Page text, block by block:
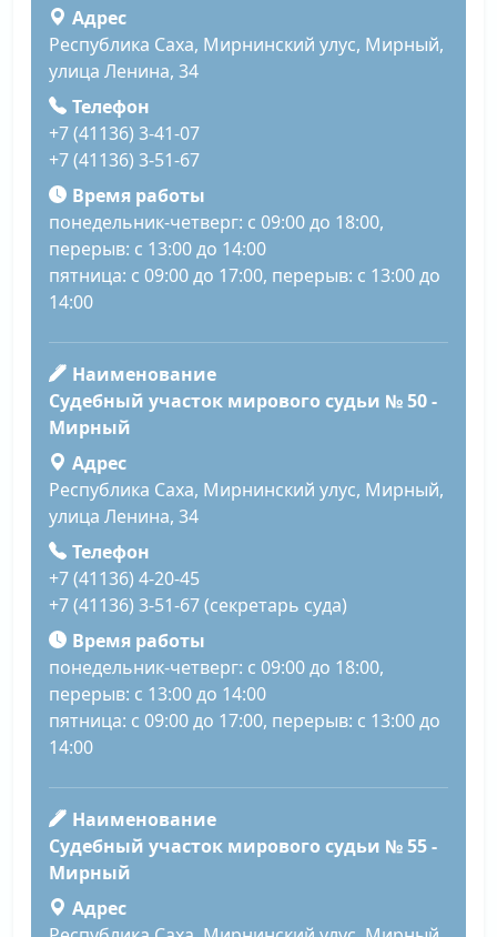
Адрес
Республика Саха, Мирнинский улус, Мирный,
улица Ленина, 34
Телефон
+7 (41136) 3-41-07
+7 (41136) 3-51-67
Время работы
понедельник-четверг: с 09:00 до 18:00,
перерыв: с 13:00 до 14:00
пятница: с 09:00 до 17:00, перерыв: с 13:00 до
14:00
Наименование
Судебный участок мирового судьи № 50 -
Мирный
Адрес
Республика Саха, Мирнинский улус, Мирный,
улица Ленина, 34
Телефон
+7 (41136) 4-20-45
+7 (41136) 3-51-67 (секретарь суда)
Время работы
понедельник-четверг: с 09:00 до 18:00,
перерыв: с 13:00 до 14:00
пятница: с 09:00 до 17:00, перерыв: с 13:00 до
14:00
Наименование
Судебный участок мирового судьи № 55 -
Мирный
Адрес